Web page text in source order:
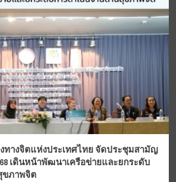
ทางจิตแห่งประเทศไทย จัดประชุมสามัญ
เดินหน้าพัฒนาเครือข่ายและยกระดับ
ขภาพจิต